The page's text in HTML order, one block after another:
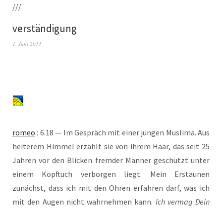
///
verständigung
1. Juni 2011
romeo : 6.18 — Im Gespräch mit einer jun­gen Mus­li­ma. Aus
hei­te­rem Him­mel erzählt sie von ihrem Haar, das seit 25
Jah­ren vor den Bli­cken frem­der Män­ner geschützt unter
einem Kopf­tuch ver­bor­gen liegt. Mein Erstau­nen
zunächst, dass ich mit den Ohren erfah­ren darf, was ich
mit den Augen nicht wahr­neh­men kann. Ich ver­mag Dein